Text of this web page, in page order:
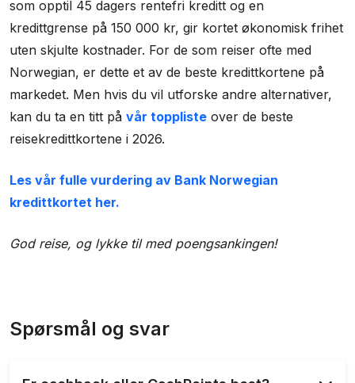
som opptil 45 dagers rentefri kreditt og en
kredittgrense på 150 000 kr, gir kortet økonomisk frihet
uten skjulte kostnader. For de som reiser ofte med
Norwegian, er dette et av de beste kredittkortene på
markedet. Men hvis du vil utforske andre alternativer,
kan du ta en titt på vår toppliste over de beste
reisekredittkortene i 2026.
Les vår fulle vurdering av Bank Norwegian
kredittkortet her.
God reise, og lykke til med poengsankingen!
Spørsmål og svar